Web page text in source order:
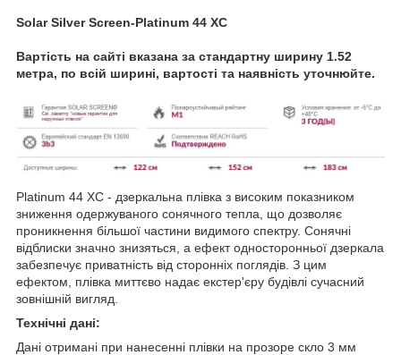
Solar Silver Screen-Platinum 44 XC
Вартість на сайті вказана за стандартну ширину 1.52
метра, по всій ширині, вартості та наявність уточнюйте.
Platinum 44 XC - дзеркальна плівка з високим показником
зниження одержуваного сонячного тепла, що дозволяє
проникнення більшої частини видимого спектру. Сонячні
відблиски значно знизяться, а ефект односторонньої дзеркала
забезпечує приватність від сторонніх поглядів. З цим
ефектом, плівка миттєво надає екстер'єру будівлі сучасний
зовнішній вигляд.
Технічні дані:
Дані отримані при нанесенні плівки на прозоре скло 3 мм